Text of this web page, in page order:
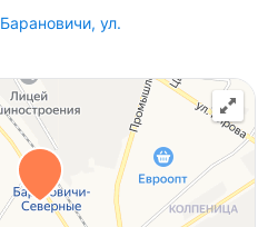
Барановичи, ул.